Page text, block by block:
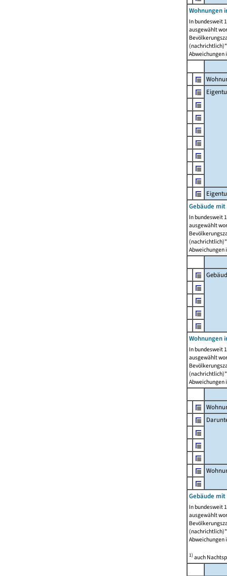
Wohnungen
In bundesweit
ausgewählt
Abweichungen
Gebäude
In bundesweit
ausgewählt
Abweichungen
Wohnungen
In bundesweit
ausgewählt
Abweichungen
Gebäude
In bundesweit
ausgewählt
Abweichungen
1)auch